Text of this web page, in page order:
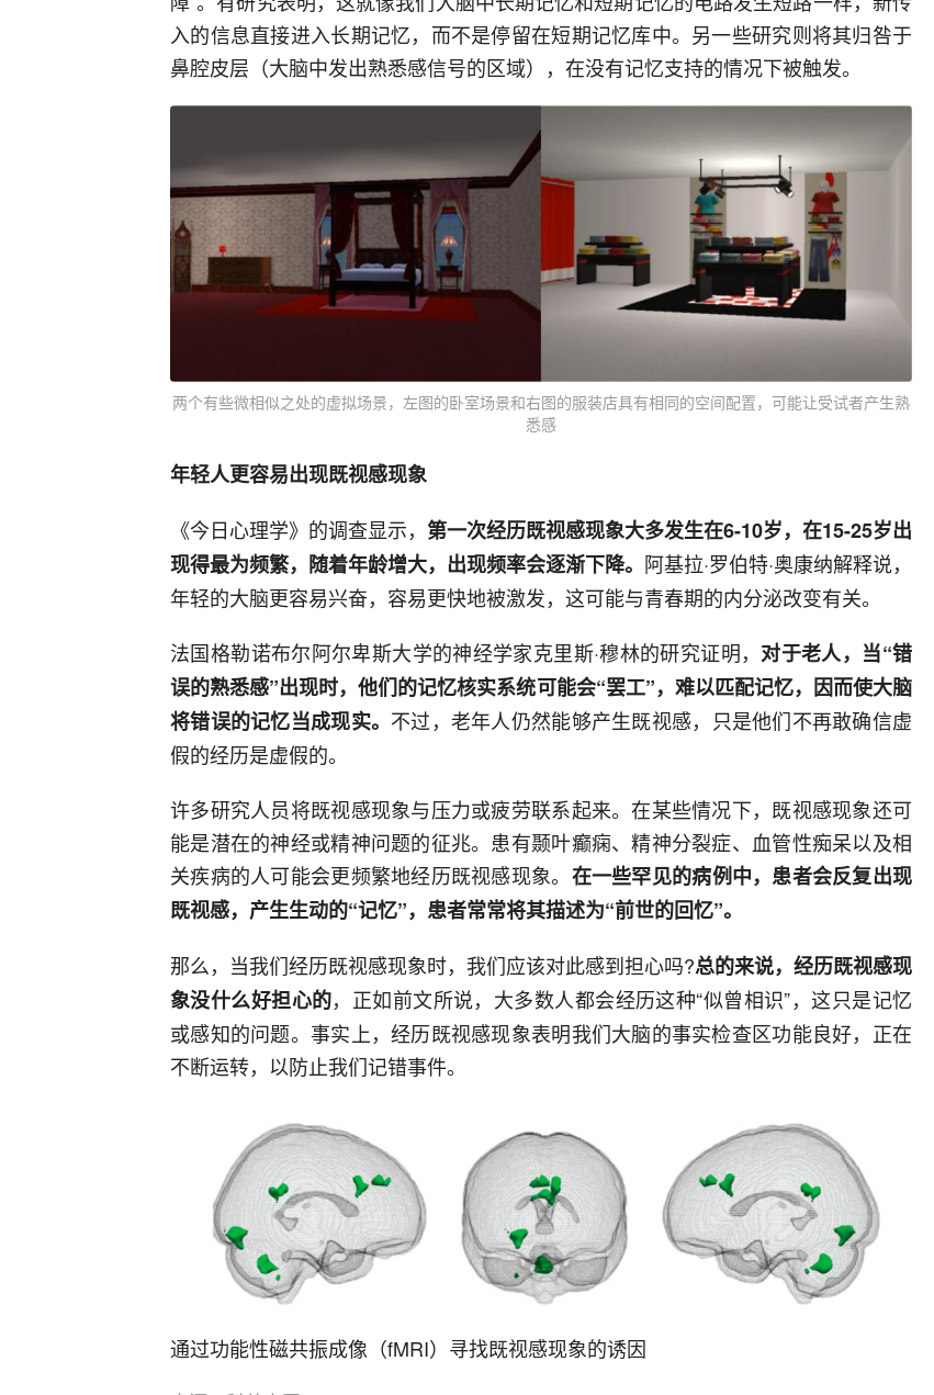
入的信息直接进入长期记忆，而不是停留在短期记忆库中。另一些研究则将其归咎于
鼻腔皮层（大脑中发出熟悉感信号的区域），在没有记忆支持的情况下被触发。
两个有些微相似之处的虚拟场景，左图的卧室场景和右图的服装店具有相同的空间配置，可能让受试者产生熟
悉感
年轻人更容易出现既视感现象
《今日心理学》的调查显示， 第一次经历既视感现象大多发生在6-10岁，在15-25岁出
现得最为频繁，随着年龄增大，出现频率会逐渐下降。 阿基拉·罗伯特·奥康纳解释说，
年轻的大脑更容易兴奋，容易更快地被激发，这可能与青春期的内分泌改变有关。
法国格勒诺布尔阿尔卑斯大学的神经学家克里斯·穆林的研究证明， 对于老人，当“错
误的熟悉感”出现时，他们的记忆核实系统可能会“罢工”，难以匹配记忆，因而使大脑
将错误的记忆当成现实。 不过，老年人仍然能够产生既视感，只是他们不再敢确信虚
假的经历是虚假的。
许多研究人员将既视感现象与压力或疲劳联系起来。在某些情况下，既视感现象还可
能是潜在的神经或精神问题的征兆。患有颞叶癫痫、精神分裂症、血管性痴呆以及相
关疾病的人可能会更频繁地经历既视感现象。 在一些罕见的病例中，患者会反复出现
既视感，产生生动的“记忆”，患者常常将其描述为“前世的回忆”。
那么，当我们经历既视感现象时，我们应该对此感到担心吗?总的来说，经历既视感现
象没什么好担心的，正如前文所说，大多数人都会经历这种“似曾相识”，这只是记忆
或感知的问题。事实上，经历既视感现象表明我们大脑的事实检查区功能良好，正在
不断运转，以防止我们记错事件。
通过功能性磁共振成像（fMRI）寻找既视感现象的诱因